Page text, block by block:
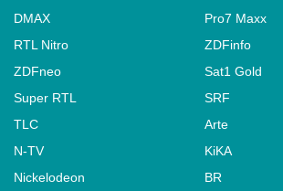
DMAX
Pro7 Maxx
RTL Nitro
ZDFinfo
ZDFneo
Sat1 Gold
Super RTL
SRF
TLC
Arte
N-TV
KiKA
Nickelodeon
BR